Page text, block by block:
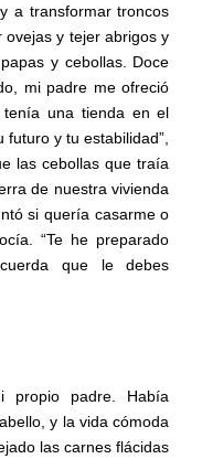
a transformar troncos
y tejer abrigos y
y cebollas. Doce
mi padre me ofreció
una tienda en el
y tu estabilidad”,
las cebollas que traía
de nuestra vivienda
si quería casarme o
“Te he preparado
que le debes
propio padre. Había
y la vida cómoda
las carnes flácidas